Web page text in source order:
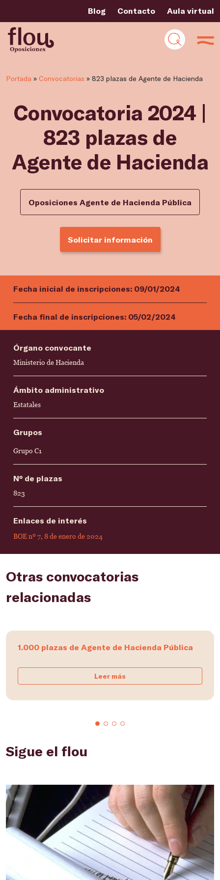
Blog Contacto Aula virtual
Portada » Convocatorias » 823 plazas de Agente de Hacienda
Convocatoria 2024 |
823 plazas de
Agente de Hacienda
Oposiciones Agente de Hacienda Pública
Solicitar información
Fecha inicial de inscripciones: 09/01/2024
Fecha final de inscripciones: 05/02/2024
Órgano convocante
Ministerio de Hacienda
Ámbito administrativo
Estatales
Grupos
Grupo C1
Nº de plazas
823
Enlaces de interés
BOE nº 7, 8 de enero de 2024
Otras convocatorias
relacionadas
1.000 plazas de Agente de Hacienda Pública
Leer más
Sigue el flou